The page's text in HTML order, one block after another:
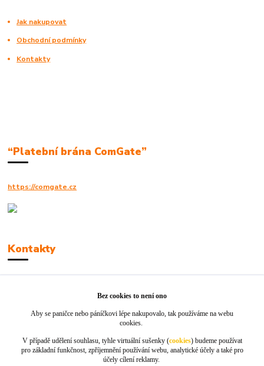
Jak nakupovat
Obchodní podmínky
Kontakty
“Platební brána ComGate”
https://comgate.cz
Kontakty
info@jackie-shop.cz
Bez cookies to není ono
Aby se paničce nebo páníčkovi lépe nakupovalo, tak používáme na webu
cookies.
V případě udělení souhlasu, tyhle virtuální sušenky (cookies) budeme používat
pro základní funkčnost, zpříjemnění používání webu, analytické účely a také pro
účely cílení reklamy.